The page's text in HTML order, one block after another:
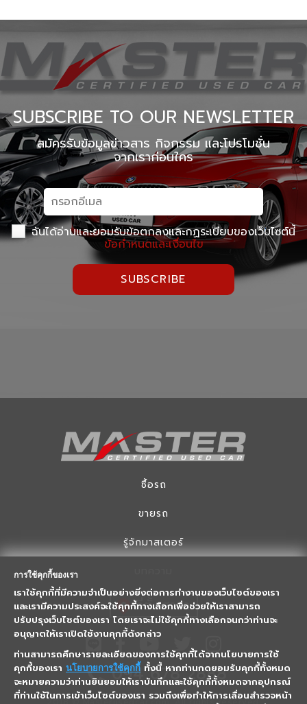
SUBSCRIBE TO OUR NEWSLETTER
สมัครรับข้อมูลข่าวสาร กิจกรรม และโปรโมชั่น
จากเราก่อนใคร
ฉันได้อ่านและยอมรับข้อตกลงและกฏระเบียบของเว็บไซต์นี้
ข้อกำหนดและเงื่อนไข
SUBSCRIBE
ซื้อรถ
ขายรถ
รู้จักมาสเตอร์
ที่ตั้งสาขา
094 678 2888
การใช้คุกกี้ของเรา
เราใช้คุกกี้ที่มีความจำเป็นอย่างยิ่งต่อการทำงานของเว็บไซต์ของเรา
และเรามีความประสงค์จะใช้คุกกี้ทางเลือกเพื่อช่วยให้เราสามารถ
ปรับปรุงเว็บไซต์ของเรา โดยเราจะไม่ใช้คุกกี้ทางเลือกจนกว่าท่านจะ
อนุญาตให้เราเปิดใช้งานคุกกี้ดังกล่าว
ท่านสามารถศึกษารายละเอียดของการใช้คุกกี้ได้จากนโยบายการใช้
คุกกี้ของเรา นโยบายการใช้คุกกี้ ทั้งนี้ หากท่านกดยอมรับคุกกี้ทั้งหมด
จะหมายความว่าท่านยินยอมให้เราบันทึกและใช้คุกกี้ทั้งหมดจากอุปกรณ์
ที่ท่านใช้ในการเข้าเว็บไซต์ของเรา รวมถึงเพื่อทำให้การเลื่อนสำรวจหน้า